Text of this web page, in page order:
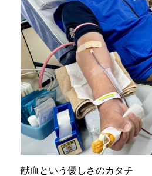
献血という優しさのカタチ